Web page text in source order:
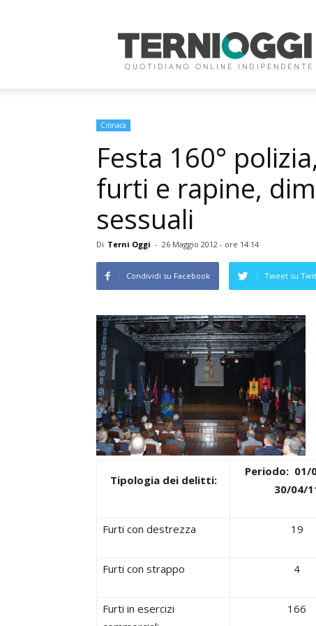
Oggi
Cronaca
Festa 160°
furti e rapine,
sessuali
Di Terni Oggi - 26 Maggio 2012 - ore 14:14
Condividi su Facebook Tweet su
Tipologia dei delitti:
Periodo: 01/
30/04/
Furti con destrezza 19
Furti con strappo 4
Furti in esercizi
166